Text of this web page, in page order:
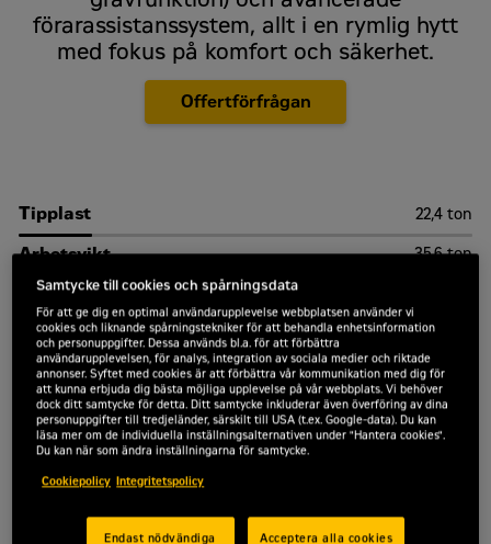
förarassistanssystem, allt i en rymlig hytt
med fokus på komfort och säkerhet.
Offertförfrågan
Tipplast 22,4 ton
Arbetsvikt 35,6 ton
Skopvolym
Samtycke till cookies och spårningsdata
För att ge dig en optimal användarupplevelse webbplatsen använder vi
cookies och liknande spårningstekniker för att behandla enhetsinformation
och personuppgifter. Dessa används bl.a. för att förbättra
användarupplevelsen, för analys, integration av sociala medier och riktade
annonser. Syftet med cookies är att förbättra vår kommunikation med dig för
att kunna erbjuda dig bästa möjliga upplevelse på vår webbplats. Vi behöver
dock ditt samtycke för detta. Ditt samtycke inkluderar även överföring av dina
personuppgifter till tredjeländer, särskilt till USA (t.ex. Google-data). Du kan
läsa mer om de individuella inställningsalternativen under "Hantera cookies".
Du kan när som ändra inställningarna för samtycke.
Cookiepolicy Integritetspolicy
Endast nödvändiga Acceptera alla cookies